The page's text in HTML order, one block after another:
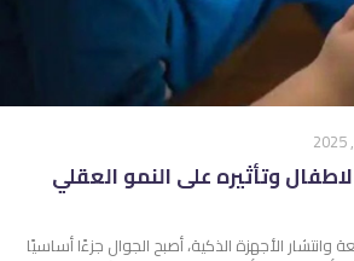
وتأثيره على النمو العقلي
وانتشار الأجهزة الذكية، أصبح الجوال جزءًا أساسيًا